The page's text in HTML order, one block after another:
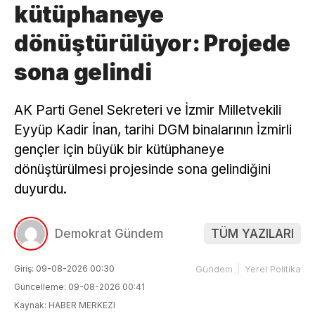
kütüphaneye
dönüştürülüyor: Projede
sona gelindi
AK Parti Genel Sekreteri ve İzmir Milletvekili
Eyyüp Kadir İnan, tarihi DGM binalarının İzmirli
gençler için büyük bir kütüphaneye
dönüştürülmesi projesinde sona gelindiğini
duyurdu.
Demokrat Gündem TÜM YAZILARI
Giriş: 09-08-2026 00:30
Güncelleme: 09-08-2026 00:41
Kaynak: HABER MERKEZI
Gündem Yerel Politika